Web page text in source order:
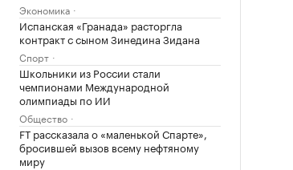
Экономика
Испанская «Гранада» расторгла
контракт с сыном Зинедина Зидана
Спорт
Школьники из России стали
чемпионами Международной
олимпиады по ИИ
Общество
FT рассказала о «маленькой Спарте»,
бросившей вызов всему нефтяному
миру